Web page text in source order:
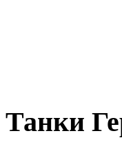
Танки